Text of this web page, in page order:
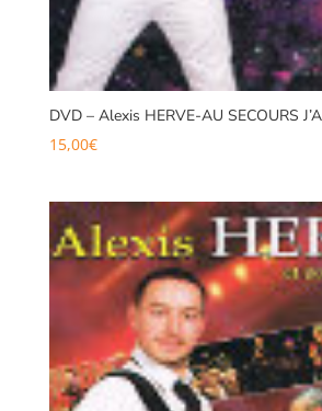
DVD – Alexis HERVE-AU SECOURS
15,00€